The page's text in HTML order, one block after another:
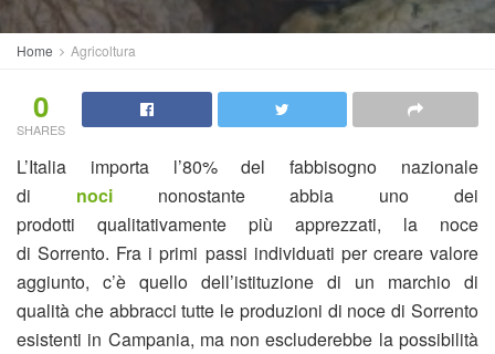
Home Agricoltura
0
SHARES
L’Italia importa l’80% del fabbisogno nazionale
di noci nonostante abbia uno dei
prodotti qualitativamente più apprezzati, la noce
di Sorrento. Fra i primi passi individuati per creare valore
aggiunto, c’è quello dell’istituzione di un marchio di
qualità che abbracci tutte le produzioni di noce di Sorrento
esistenti in Campania, ma non escluderebbe la possibilità